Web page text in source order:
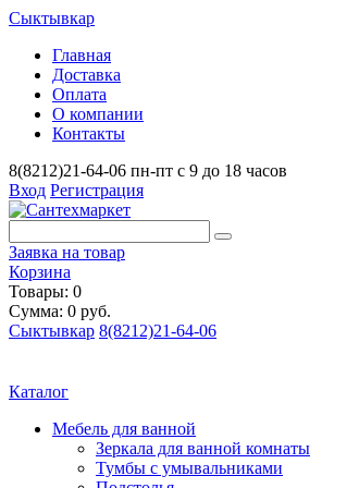
Сыктывкар
Главная
Доставка
Оплата
О компании
Контакты
8(8212)21-64-06 пн-пт с 9 до 18 часов
Вход Регистрация
Заявка на товар
Корзина
Товары: 0
Сумма: 0 руб.
Сыктывкар 8(8212)21-64-06
Каталог
Мебель для ванной
Зеркала для ванной комнаты
Тумбы с умывальниками